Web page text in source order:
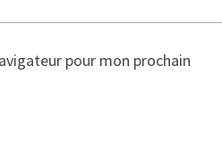
pour mon prochain